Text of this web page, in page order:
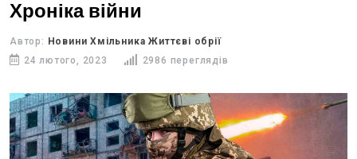
Хроніка війни
Автор: Новини Хмільника Життєві обрії
24 лютого, 2023
2986 переглядів